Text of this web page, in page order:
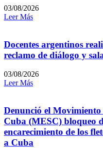
03/08/2026
Leer Más
Docentes argentinos
reclamo de diálogo y
03/08/2026
Leer Más
Denunció el
Cuba (MESC) bloqueo
encarecimiento de los
a Cuba